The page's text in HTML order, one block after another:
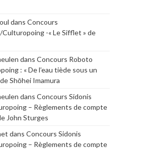
dans Concours
-« Le Sifflet » de
dans Concours Roboto
: « De l’eau tiède sous un
Shōhei Imamura
dans Concours Sidonis
– Règlements de compte
John Sturges
dans Concours Sidonis
– Règlements de compte